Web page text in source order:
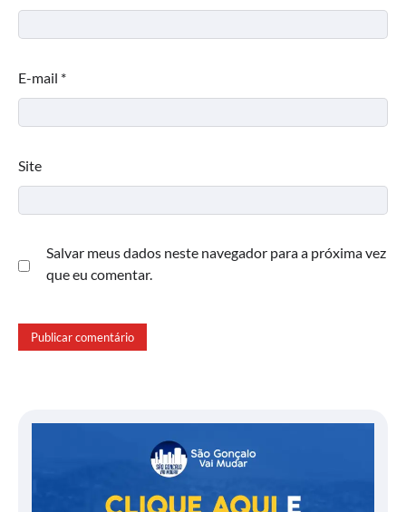
E-mail *
Site
Salvar meus dados neste navegador para a próxima vez
que eu comentar.